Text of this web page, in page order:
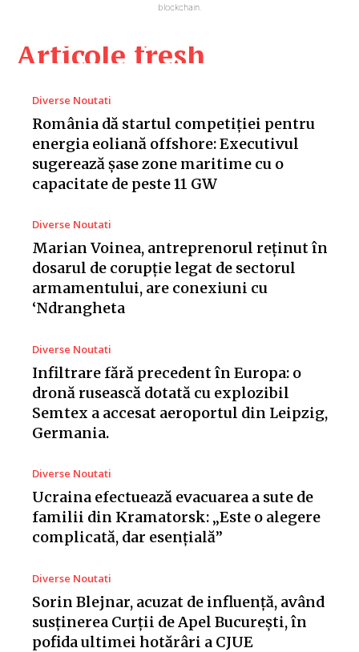
Articole fresh
Diverse Noutati
România dă startul competiției pentru
energia eoliană offshore: Executivul
sugerează șase zone maritime cu o
capacitate de peste 11 GW
Diverse Noutati
Marian Voinea, antreprenorul reținut în
dosarul de corupție legat de sectorul
armamentului, are conexiuni cu
‘Ndrangheta
Diverse Noutati
Infiltrare fără precedent în Europa: o
dronă rusească dotată cu explozibil
Semtex a accesat aeroportul din Leipzig,
Germania.
Diverse Noutati
Ucraina efectuează evacuarea a sute de
familii din Kramatorsk: „Este o alegere
complicată, dar esențială”
Diverse Noutati
Sorin Blejnar, acuzat de influență, având
susținerea Curții de Apel București, în
pofida ultimei hotărâri a CJUE
blockchain.